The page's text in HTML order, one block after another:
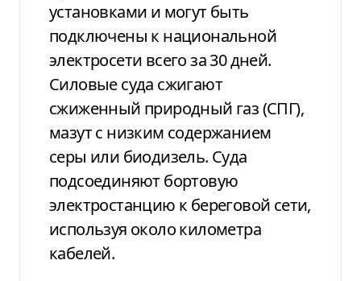
установками и могут быть
подключены к национальной
электросети всего за 30 дней.
Силовые суда сжигают
сжиженный природный газ (СПГ),
мазут с низким содержанием
серы или биодизель. Суда
подсоединяют бортовую
электростанцию к береговой сети,
используя около километра
кабелей.